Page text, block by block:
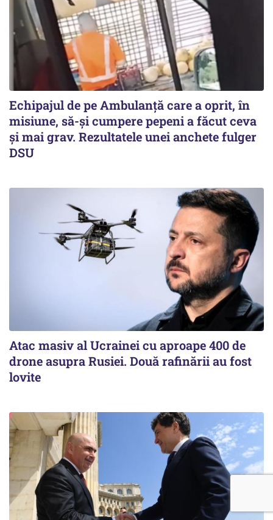
Echipajul de pe Ambulanță care a oprit, în
misiune, să-și cumpere pepeni a făcut ceva
și mai grav. Rezultatele unei anchete fulger
DSU
Atac masiv al Ucrainei cu aproape 400 de
drone asupra Rusiei. Două rafinării au fost
lovite